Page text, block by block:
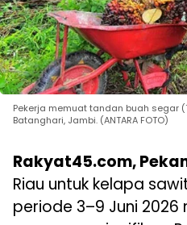
Pekerja memuat tandan buah segar
Batanghari, Jambi. (ANTARA FOTO)
Rakyat45.com,
Riau untuk kelapa
periode 3–9 Juni